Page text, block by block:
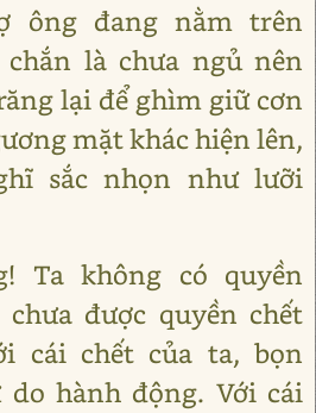
ông đang nằm trên
là chưa ngủ nên
lại để ghìm giữ cơn
mặt khác hiện lên,
sắc nhọn như lưỡi
Ta không có quyền
được quyền chết
cái chết của ta, bọn
hành động. Với cái